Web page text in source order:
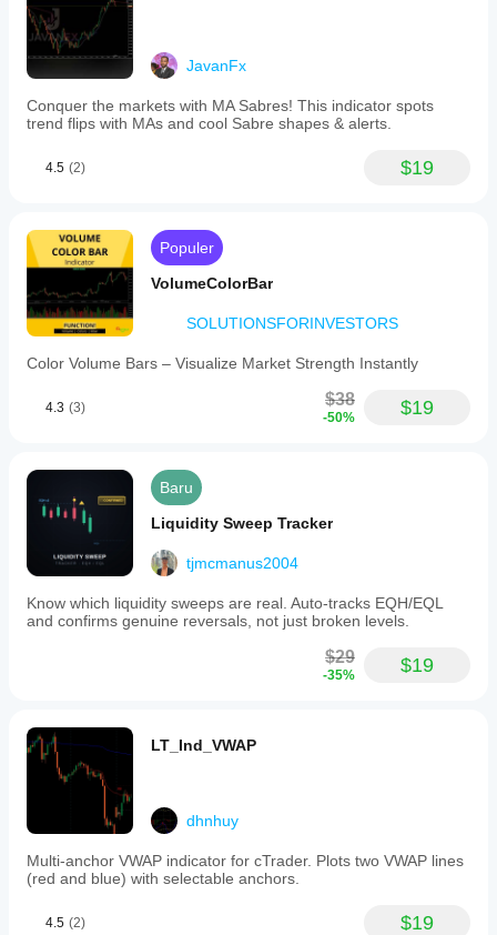
JavanFx
Conquer the markets with MA Sabres! This indicator spots
trend flips with MAs and cool Sabre shapes & alerts.
4.5 (2) $19
Populer
VolumeColorBar
SOLUTIONSFORINVESTORS
Color Volume Bars – Visualize Market Strength Instantly
4.3 (3) $38
-50% $19
Baru
Liquidity Sweep Tracker
tjmcmanus2004
Know which liquidity sweeps are real. Auto-tracks EQH/EQL
and confirms genuine reversals, not just broken levels.
$29
-35% $19
LT_Ind_VWAP
dhnhuy
Multi-anchor VWAP indicator for cTrader. Plots two VWAP lines
(red and blue) with selectable anchors.
4.5 (2) $19